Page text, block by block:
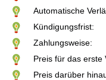
Automatische
Kündigungsfrist:
Zahlungsweise:
Preis für das erste
Preis darüber